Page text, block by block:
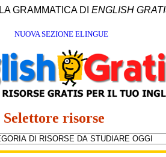
LA GRAMMATICA DI ENGLISH
NUOVA SEZIONE ELINGUE
Selettore risorse